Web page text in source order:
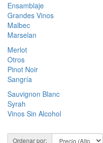
Ensamblaje
Grandes Vinos
Malbec
Marselan
Merlot
Otros
Pinot Noir
Sangría
Sauvignon Blanc
Syrah
Vinos Sin Alcohol
Ordenar por: